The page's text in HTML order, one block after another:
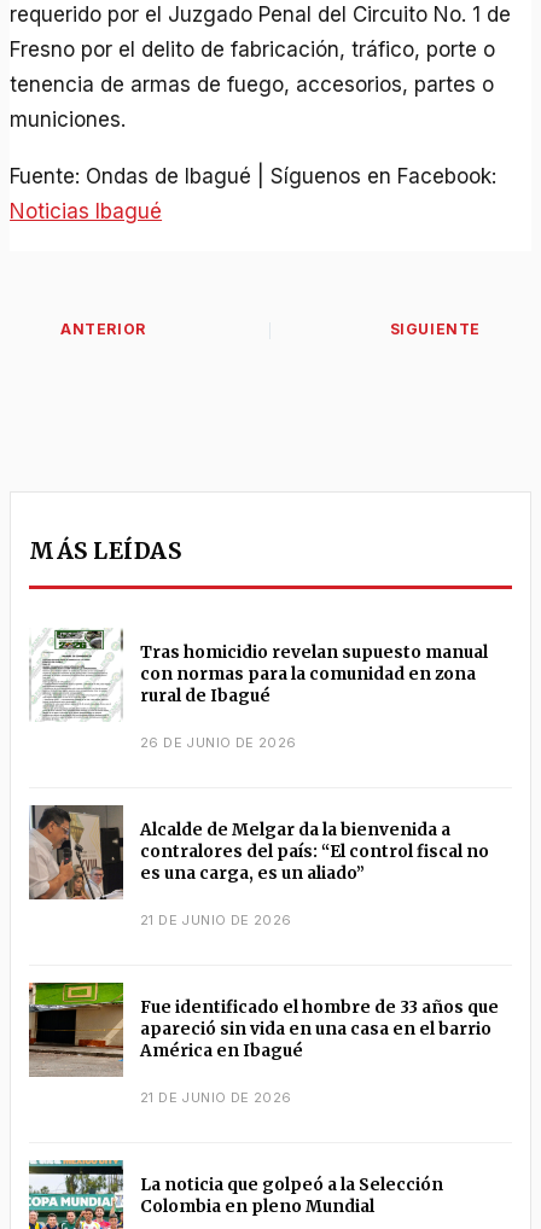
requerido por el Juzgado Penal del Circuito No. 1 de
Fresno por el delito de fabricación, tráfico, porte o
tenencia de armas de fuego, accesorios, partes o
municiones.
Fuente: Ondas de Ibagué | Síguenos en Facebook:
Noticias Ibagué
MÁS LEÍDAS
Tras homicidio revelan supuesto manual
con normas para la comunidad en zona
rural de Ibagué
26 DE JUNIO DE 2026
Alcalde de Melgar da la bienvenida a
contralores del país: “El control fiscal no
es una carga, es un aliado”
21 DE JUNIO DE 2026
Fue identificado el hombre de 33 años que
apareció sin vida en una casa en el barrio
América en Ibagué
21 DE JUNIO DE 2026
La noticia que golpeó a la Selección
Colombia en pleno Mundial